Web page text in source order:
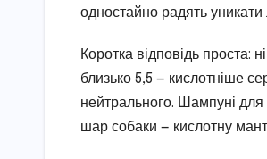
одностайно радять
Коротка відповідь
близько 5,5 — кислотніше
нейтрального. Шампуні
шар собаки — кислотну